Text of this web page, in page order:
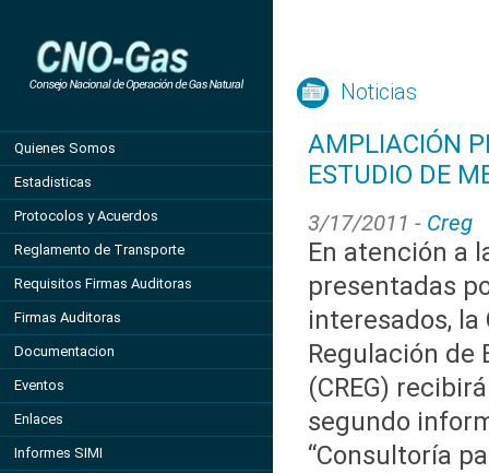
Quienes Somos
Estadisticas
Protocolos y Acuerdos
Reglamento de Transporte
Requisitos Firmas Auditoras
Firmas Auditoras
Documentacion
Eventos
Enlaces
Informes SIMI
Noticias
AMPLIACIÓN
ESTUDIO DE
3/17/2011 - Creg
En atención a
presentadas
interesados, la
Regulación de
(CREG)
segundo
“Consultoría